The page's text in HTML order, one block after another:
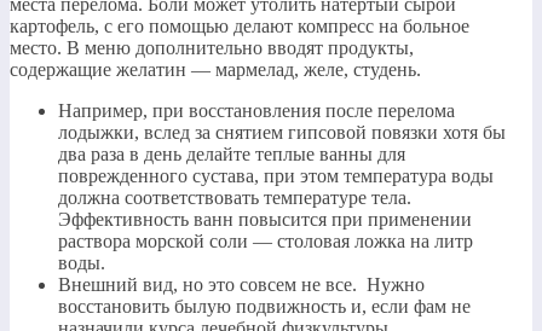
картофель, с его помощью делают компресс на больное
место. В меню дополнительно вводят продукты,
содержащие желатин — мармелад, желе, студень.​
​Например, при восстановления после перелома
лодыжки, вслед за снятием гипсовой повязки хотя бы
два раза в день делайте теплые ванны для
поврежденного сустава, при этом температура воды
должна соответствовать температуре тела.
Эффективность ванн повысится при применении
раствора морской соли — столовая ложка на литр
воды.​
​Внешний вид, но это совсем не все. Нужно
восстановить былую подвижность и, если фам не